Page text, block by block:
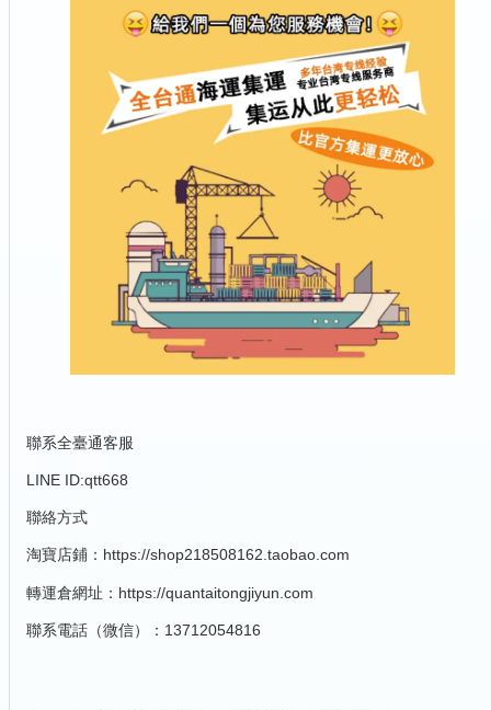
聯系全臺通客服
LINE ID:qtt668
聯絡方式
淘寶店鋪： https://shop218508162.taobao.com
轉運倉網址： https://quantaitongjiyun.com
聯系電話（微信）：13712054816